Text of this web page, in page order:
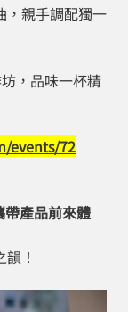
，親手調配獨一
，品味一杯精
events/72
帶產品前來體
！